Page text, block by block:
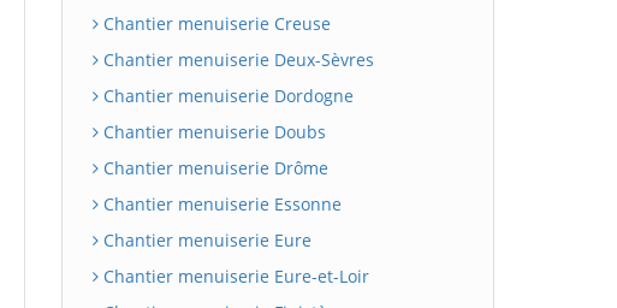
Chantier menuiserie Creuse
Chantier menuiserie Deux-Sèvres
Chantier menuiserie Dordogne
Chantier menuiserie Doubs
Chantier menuiserie Drôme
Chantier menuiserie Essonne
Chantier menuiserie Eure
Chantier menuiserie Eure-et-Loir